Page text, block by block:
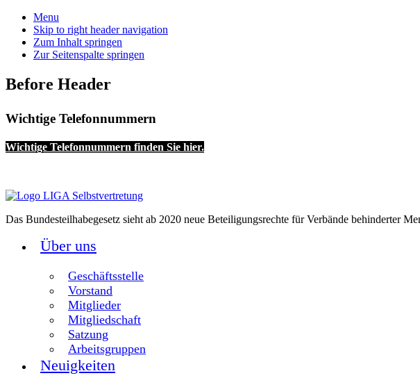
Menu
Skip to right header navigation
Zum Inhalt springen
Zur Seitenspalte springen
Before Header
Wichtige Telefonnummern
Wichtige Telefonnummern finden Sie hier.
Das Bundesteilhabegesetz sieht ab 2020 neue Beteiligungsrechte für Verbände behinderter
Über uns
Geschäftsstelle
Vorstand
Mitglieder
Mitgliedschaft
Satzung
Arbeitsgruppen
Neuigkeiten